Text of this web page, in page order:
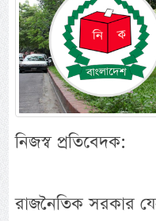
নিজস্ব প্রতিবেদক:
রাজনৈতিক সরকার